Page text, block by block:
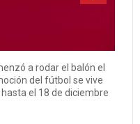
a rodar el balón el
del fútbol se vive
el 18 de diciembre